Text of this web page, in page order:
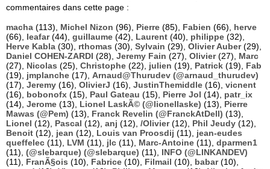
commentaires dans cette page :
macha (113), Michel Nizon (96), Pierre (85), Fabien (66), herve
(66), leafar(44), guillaume (42), Laurent (40), philippe (32),
Herve Kabla (30), rthomas (30), Sylvain (29), Olivier Auber(29),
Daniel COHEN-ZARDI (28), Jeremy Fain (27), Olivier(27), Marc
(27), Nicolas (25), Christophe (22), julien (19), Patrick (19), Fab
(19), jmplanche (17), Arnaud@Thurudev (@arnaud_thurudev)
(17), Jeremy (16), OlivierJ (16), JustinThemiddle (16), vicnent
(16), bobonofx (15), Paul Gateau (15), Pierre Jol (14), patr_ix
(14), Jerome (13), Lionel LaskÃ© (@lionellaske) (13), Pierre
Mawas (@Pem) (13), Franck Revelin (@FranckAtDell) (13),
Lionel (12), Pascal (12), anj (12), /Olivier(12), Phil Jeudy (12),
Benoit (12), jean (12), Louis van Proosdij (11), jean-eudes
queffelec (11), LVM (11), jlc (11), Marc-Antoine (11), dparmen1
(11), (@slebarque) (@slebarque) (11), INFO (@LINKANDEV)
(11), FranÃ§ois (10), Fabrice (10), Filmail (10), babar(10),